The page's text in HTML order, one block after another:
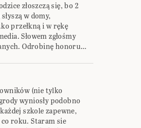
złoszczą się, bo 2
w domy,
przełkną i w rękę
Słowem zgłośmy
Odrobinę honoru…
(nie tylko
wyniosły podobno
szkole zapewne,
roku. Staram sie